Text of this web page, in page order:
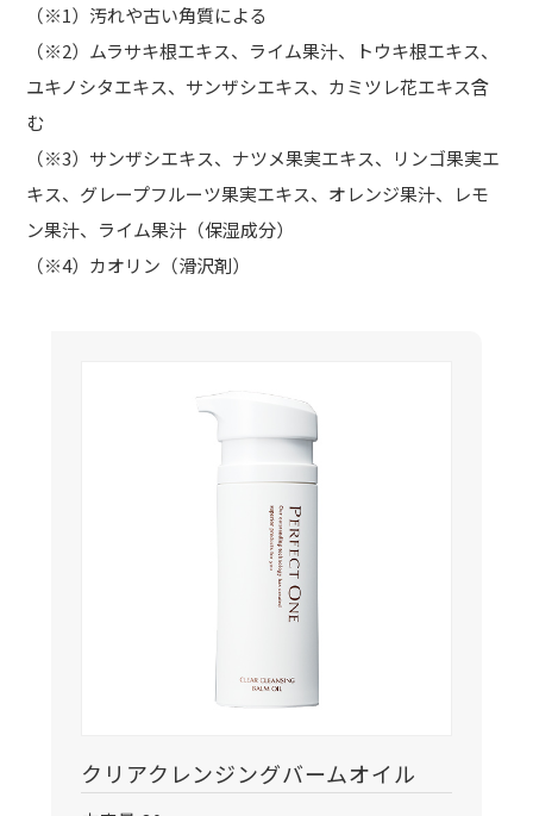
（※1）汚れや古い角質による
（※2）ムラサキ根エキス、ライム果汁、トウキ根エキス、
ユキノシタエキス、サンザシエキス、カミツレ花エキス含
む
（※3）サンザシエキス、ナツメ果実エキス、リンゴ果実エ
キス、グレープフルーツ果実エキス、オレンジ果汁、レモ
ン果汁、ライム果汁（保湿成分）
（※4）カオリン（滑沢剤）
クリアクレンジングバームオイル